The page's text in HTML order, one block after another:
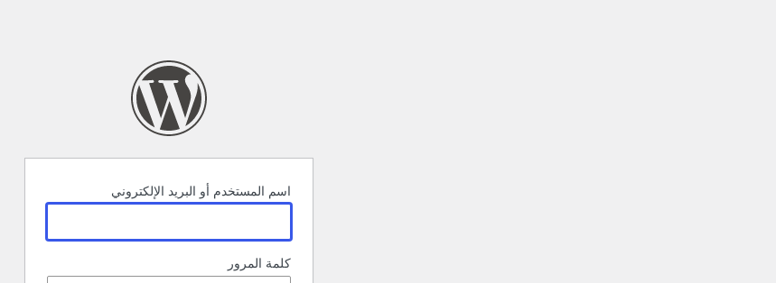
اسم المستخدم أو البريد الإلكتروني
كلمة المرور